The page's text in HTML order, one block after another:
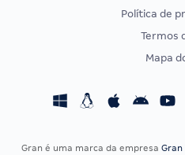
CONCURSOS POR PROFISSÃO
Concursos Fiscais
Política de
Termos
Mapa
Gran é uma marca da empresa Gran